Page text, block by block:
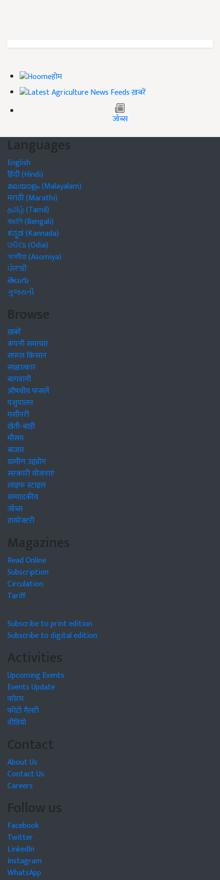
होम
ख़बरें
जॉब्स
Languages
English
हिंदी (Hindi)
മലയാളം (Malayalam)
मराठी (Marathi)
தமிழ் (Tamil)
বাঙালি (Bengali)
ಕನ್ನಡ (Kannada)
ଓଡିଆ (Odia)
অসমীয়া (Asomiya)
ਪੰਜਾਬੀ
తెలుగు
ગુજરાતી
Browse
खबरें
कंपनी समाचार
सफल किसान
साक्षात्कार
बागवानी
औषधीय फसलें
पशुपालन
मशीनरी
खेती-बाड़ी
मौसम
बाजार
ग्रामीण उद्द्योग
सरकारी योजनाएं
लाइफ स्टाइल
सम्पादकीय
जॉब्स
डायरेक्टरी
Magazines
Read Online
Subscription
Circulation
Tariff
Subscribe to print edition
Subscribe to digital edition
Activities
Upcoming Events
Events Update
फोरम
फोटो गैलरी
वीडियो
Contact
About Us
Contact Us
Careers
Follow us
Facebook
Twitter
LinkedIn
Instagram
WhatsApp